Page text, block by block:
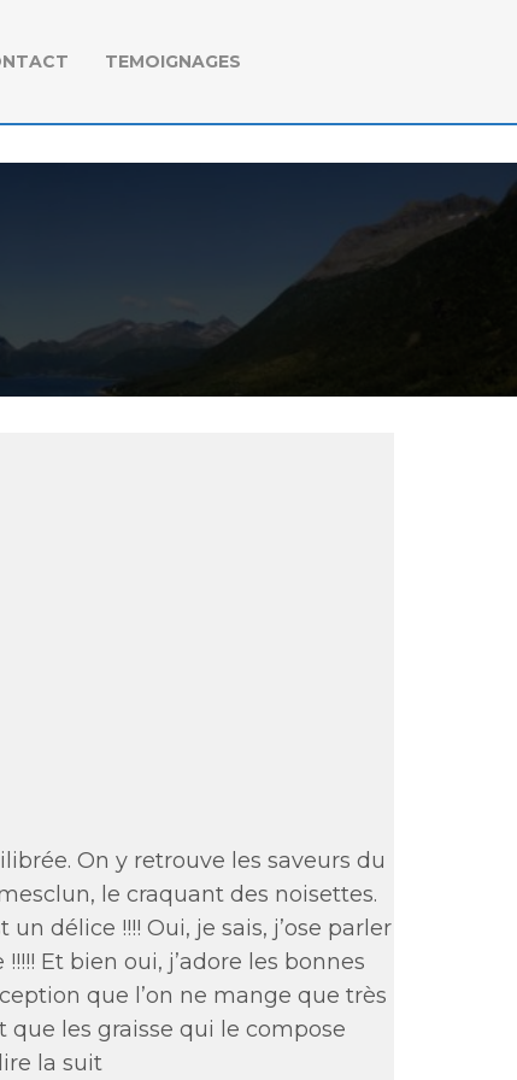
TEMOIGNAGES
On y retrouve les saveurs du
le craquant des noisettes.
délice !!!! Oui, je sais, j’ose parler
Et bien oui, j’adore les bonnes
que l’on ne mange que très
que les graisse qui le compose
la suit